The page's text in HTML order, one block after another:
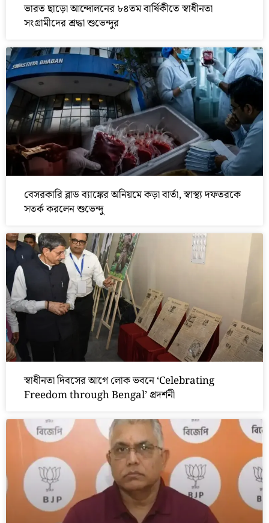
ভারত ছাড়ো আন্দোলনের ৮৪তম বার্ষিকীতে স্বাধীনতা
সংগ্রামীদের শ্রদ্ধা শুভেন্দুর
বেসরকারি ব্লাড ব্যাঙ্কের অনিয়মে কড়া বার্তা, স্বাস্থ্য দফতরকে
সতর্ক করলেন শুভেন্দু
স্বাধীনতা দিবসের আগে লোক ভবনে ‘Celebrating
Freedom through Bengal’ প্রদর্শনী